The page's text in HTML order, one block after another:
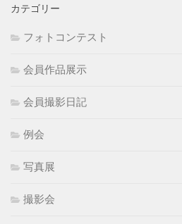
カテゴリー
フォトコンテスト
会員作品展示
会員撮影日記
例会
写真展
撮影会